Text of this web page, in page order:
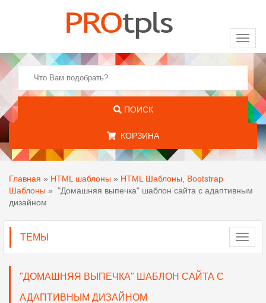
ПОИСК
КОРЗИНА
Главная » HTML шаблоны » HTML Шаблоны, Bootstrap
Шаблоны » "Домашняя выпечка" шаблон сайта с адаптивным
дизайном
ТЕМЫ
"ДОМАШНЯЯ ВЫПЕЧКА" ШАБЛОН САЙТА С
АДАПТИВНЫМ ДИЗАЙНОМ